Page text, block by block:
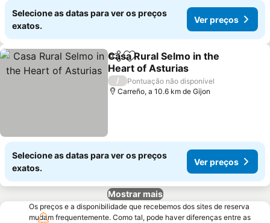
Selecione as datas para ver os preços
exatos.
Ver preços
PartilharAdicionar aos favoritos
Casa Rural Selmo in the
Heart of Asturias
Ver preços
/
Pontuação não disponível
Carreño, a 10.6 km de Gijon
Selecione as datas para ver os preços
exatos.
Ver preços
Mostrar mais
Os preços e a disponibilidade que recebemos dos sites de reserva
mudam frequentemente. Como tal, pode haver diferenças entre as